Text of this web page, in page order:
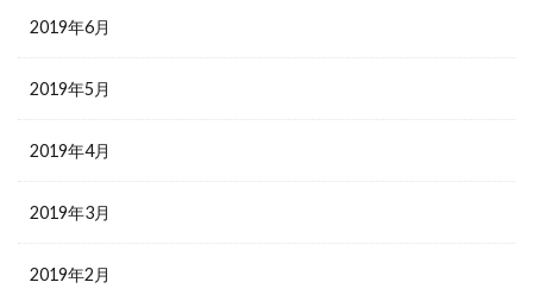
2019年6月
2019年5月
2019年4月
2019年3月
2019年2月